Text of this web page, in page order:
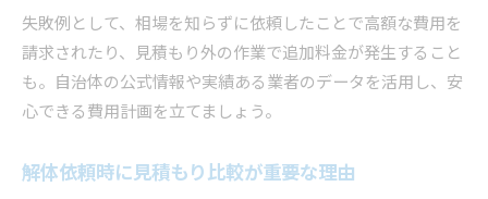
失敗例として、相場を知らずに依頼したことで高額な費用を
請求されたり、見積もり外の作業で追加料金が発生すること
も。自治体の公式情報や実績ある業者のデータを活用し、安
心できる費用計画を立てましょう。
解体依頼時に見積もり比較が重要な理由